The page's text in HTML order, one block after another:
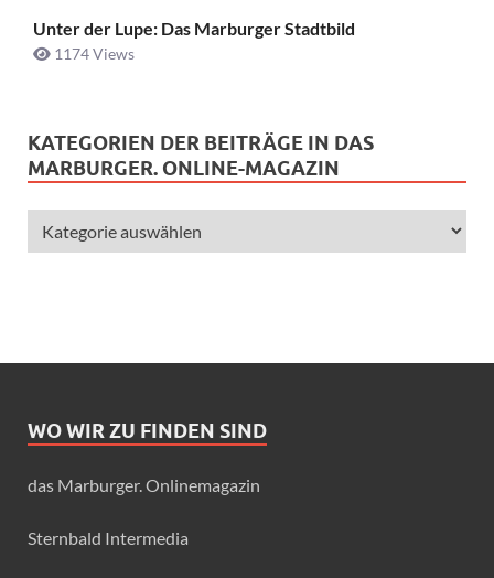
Unter der Lupe: Das Marburger Stadtbild
1174 Views
KATEGORIEN DER BEITRÄGE IN DAS
MARBURGER. ONLINE-MAGAZIN
WO WIR ZU FINDEN SIND
das Marburger. Onlinemagazin
Sternbald Intermedia